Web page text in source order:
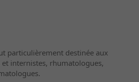
particulièrement destinée aux
internistes, rhumatologues,